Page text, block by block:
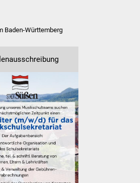
Abfall und Entsorgung
Kultur & Freizeit
Veranstaltungen
Stadtfest
Ostermarkt
Baden-Württemberg